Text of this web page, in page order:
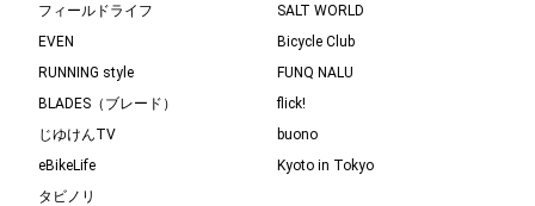
フィールドライフ
SALT WORLD
EVEN
Bicycle Club
RUNNING style
FUNQ NALU
BLADES（ブレード）
flick!
じゆけんTV
buono
eBikeLife
Kyoto in Tokyo
タビノリ